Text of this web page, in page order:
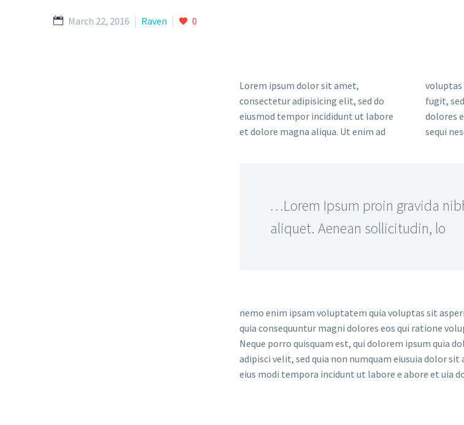
March 22, 2016 Raven 0
Lorem ipsum dolor sit amet,
consectetur adipisicing elit, sed do
eiusmod tempor incididunt ut labore
et dolore magna aliqua. Ut enim ad
fugit,
dolores
sequi
…Lorem Ipsum proin gravida
aliquet. Aenean sollicitudin, lo
nemo enim ipsam voluptatem quia voluptas sit
quia consequuntur magni dolores eos qui ratione
Neque porro quisquam est, qui dolorem ipsum quia
adipisci velit, sed quia non numquam eiusuia dolor
eius modi tempora incidunt ut labore e abore et uia